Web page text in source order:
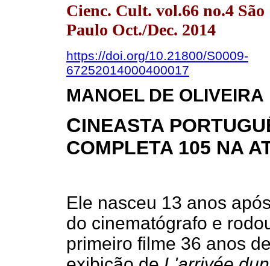
Cienc. Cult. vol.66 no.4 São
Paulo Oct./Dec. 2014
https://doi.org/10.21800/S0009-
67252014000400017
MANOEL DE OLIVEIRA
CINEASTA
COMPLETA 105 NA
Ele nasceu 13 anos
do cinematógrafo e
primeiro filme 36 anos